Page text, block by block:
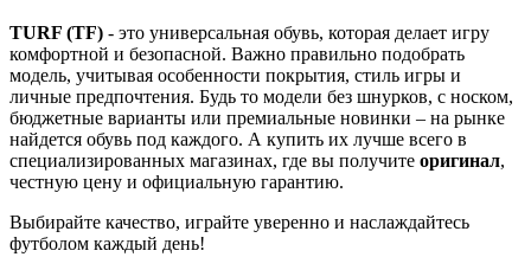
TURF (TF) - это универсальная обувь, которая делает игру
комфортной и безопасной. Важно правильно подобрать
модель, учитывая особенности покрытия, стиль игры и
личные предпочтения. Будь то модели без шнурков, с носком,
бюджетные варианты или премиальные новинки – на рынке
найдется обувь под каждого. А купить их лучше всего в
специализированных магазинах, где вы получите оригинал,
честную цену и официальную гарантию.
Выбирайте качество, играйте уверенно и наслаждайтесь
футболом каждый день!